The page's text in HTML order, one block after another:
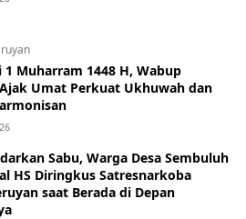
1 Muharram 1448 H, Wabup
Umat Perkuat Ukhuwah dan
Sabu, Warga Desa Sembuluh
HS Diringkus Satresnarkoba
saat Berada di Depan